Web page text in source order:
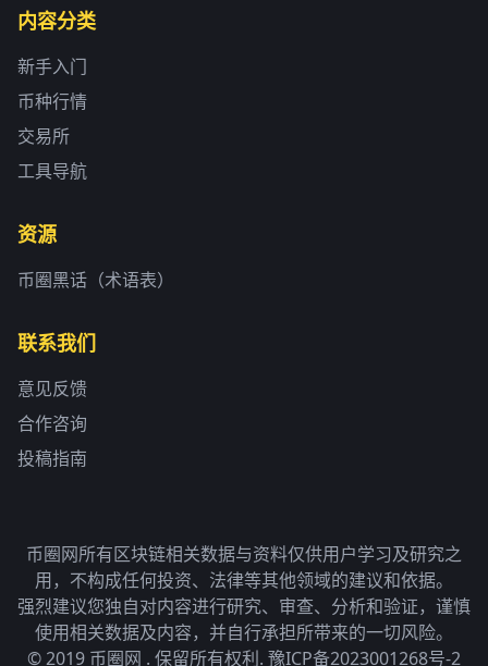
内容分类
新手入门
币种行情
交易所
工具导航
资源
币圈黑话（术语表）
联系我们
意见反馈
合作咨询
投稿指南
币圈网所有区块链相关数据与资料仅供用户学习及研究之
用，不构成任何投资、法律等其他领域的建议和依据。
强烈建议您独自对内容进行研究、审查、分析和验证，谨慎
使用相关数据及内容，并自行承担所带来的一切风险。
© 2019 币圈网 . 保留所有权利. 豫ICP备2023001268号-2